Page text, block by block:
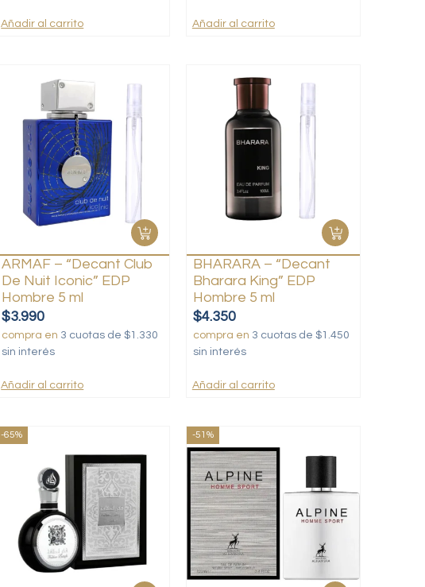
Añadir al carrito Añadir al carrito
ARMAF – “Decant Club
De Nuit Iconic” EDP
Hombre 5 ml
$3.990
compra en 3 cuotas de $1.330
sin interés
Añadir al carrito
BHARARA – “Decant
Bharara King” EDP
Hombre 5 ml
$4.350
compra en 3 cuotas de $1.450
sin interés
Añadir al carrito
-65% -51%